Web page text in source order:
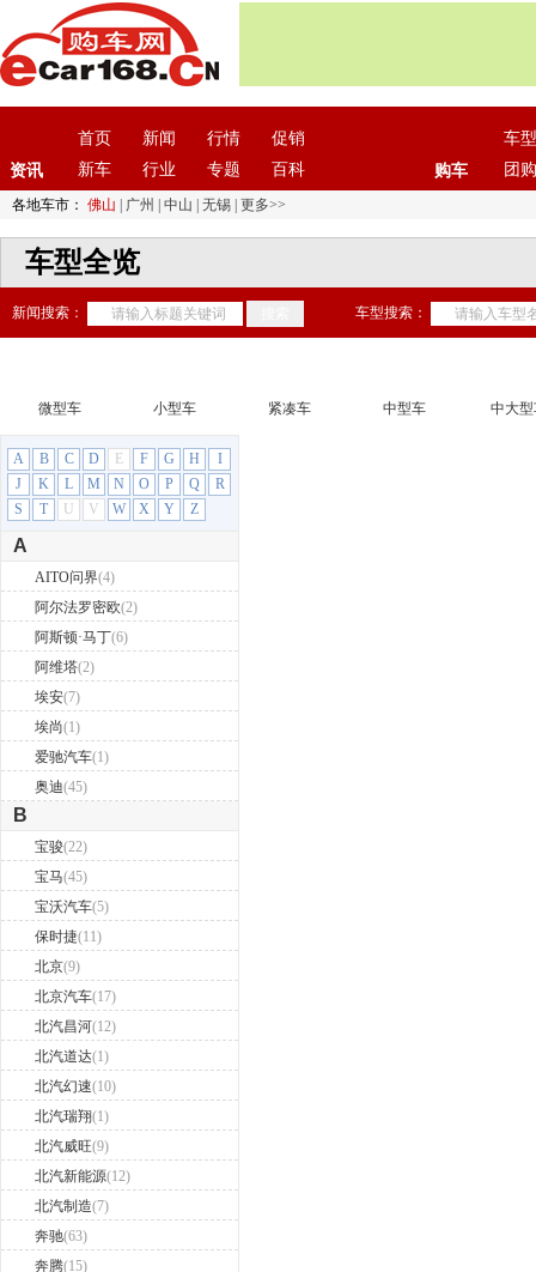
资讯
首页 新闻 行情
促销
新车
行业 专题 百科 购车
车型
团购
各地车市： 佛山 广州 中山 无锡 更多>>
车型全览
新闻搜索： 车型搜索：
微型车 小型车 紧凑车 中型车 中大
A B C D E F G H
I
J
K L M N O P Q
R
S
T U V W X Y Z
A
AITO问界(4)
阿尔法罗密欧(2)
阿斯顿·马丁(6)
阿维塔(2)
埃安(7)
埃尚(1)
爱驰汽车(1)
奥迪(45)
B
宝骏(22)
宝马(45)
宝沃汽车(5)
保时捷(11)
北京(9)
北京汽车(17)
北汽昌河(12)
北汽道达(1)
北汽幻速(10)
北汽瑞翔(1)
北汽威旺(9)
北汽新能源(12)
北汽制造(7)
奔驰(63)
奔腾(15)